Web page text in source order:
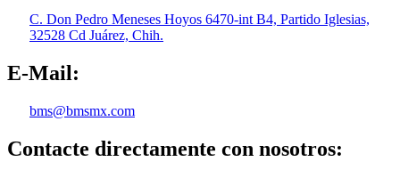
C. Don Pedro Meneses Hoyos 6470-int B4, Partido Iglesias,
32528 Cd Juárez, Chih.
E-Mail:
bms@bmsmx.com
Contacte directamente con nosotros: